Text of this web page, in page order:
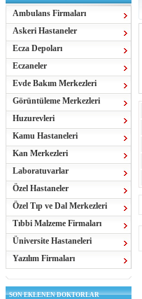
Ambulans Firmaları
Askeri Hastaneler
Ecza Depoları
Eczaneler
Evde Bakım Merkezleri
Görüntüleme Merkezleri
Huzurevleri
Kamu Hastaneleri
Kan Merkezleri
Laboratuvarlar
Özel Hastaneler
Özel Tıp ve Dal Merkezleri
Tıbbi Malzeme Firmaları
Üniversite Hastaneleri
Yazılım Firmaları
SON EKLENEN DOKTORLAR